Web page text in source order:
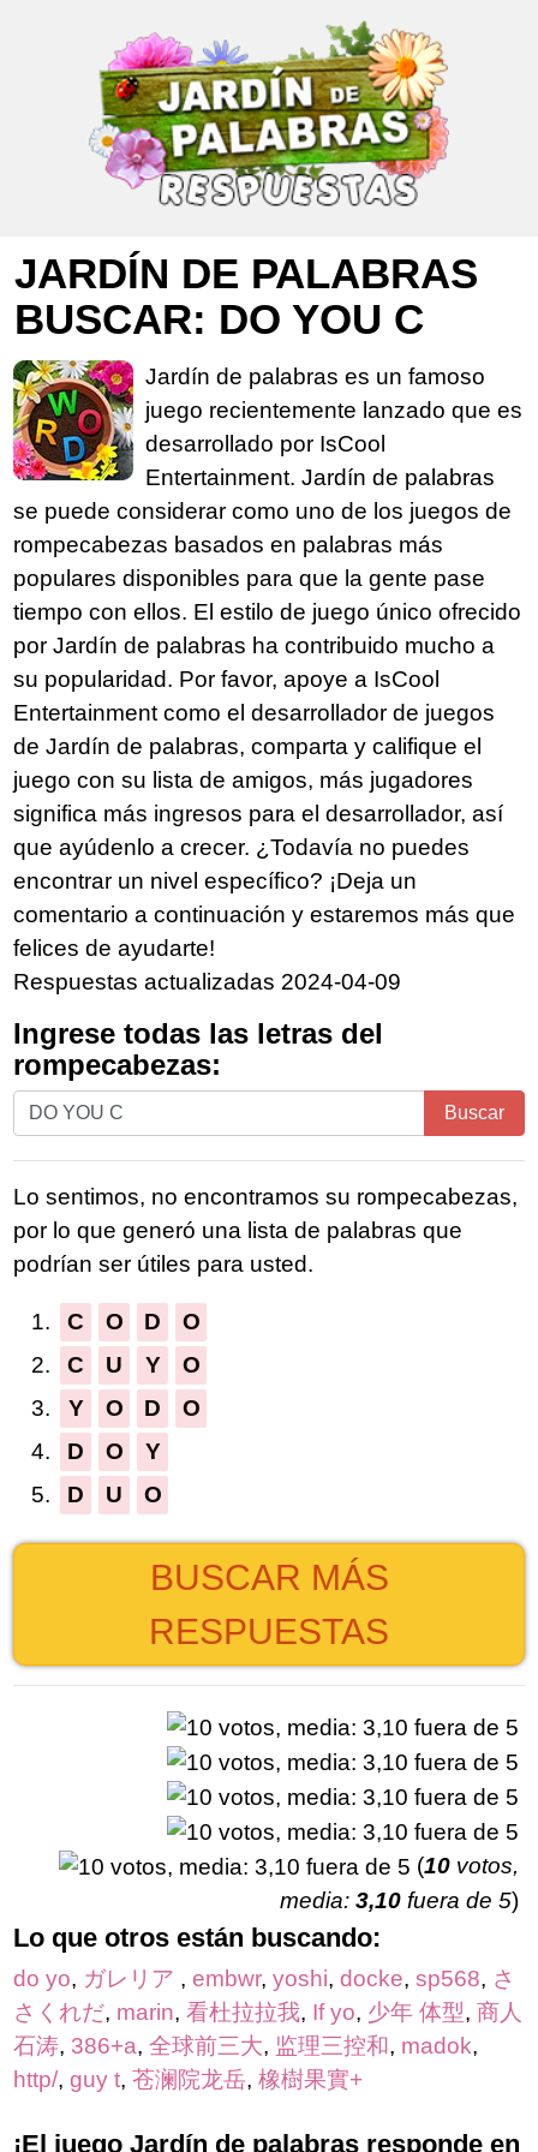
JARDÍN DE PALABRAS
BUSCAR: DO YOU C
Jardín de palabras es un famoso
juego recientemente lanzado que es
desarrollado por IsCool
Entertainment. Jardín de palabras
se puede considerar como uno de los juegos de
rompecabezas basados en palabras más
populares disponibles para que la gente pase
tiempo con ellos. El estilo de juego único ofrecido
por Jardín de palabras ha contribuido mucho a
su popularidad. Por favor, apoye a IsCool
Entertainment como el desarrollador de juegos
de Jardín de palabras, comparta y califique el
juego con su lista de amigos, más jugadores
significa más ingresos para el desarrollador, así
que ayúdenlo a crecer. ¿Todavía no puedes
encontrar un nivel específico? ¡Deja un
comentario a continuación y estaremos más que
felices de ayudarte!
Respuestas actualizadas 2024-04-09
Ingrese todas las letras del
rompecabezas:
Ingrese
todas
letras
del
rompecabezas:
Buscar
Lo sentimos, no encontramos su rompecabezas,
por lo que generó una lista de palabras que
podrían ser útiles para usted.
1. C O D
O
2.
C U Y
O
3.
Y O D
O
4.
D O
Y
5.
D U O
BUSCAR MÁS
RESPUESTAS
(10 votos,
media: 3,10 fuera de 5)
Lo que otros están buscando:
do yo, ガレリア , embwr, yoshi, docke, sp568, さ
さくれだ, marin, 看杜拉拉我, If yo, 少年 体型, 商人
石涛, 386+a, 全球前三大, 监理三控和, madok,
http/, guy t, 苍澜院龙岳, 橡樹果實+
¡El juego Jardín de palabras responde en